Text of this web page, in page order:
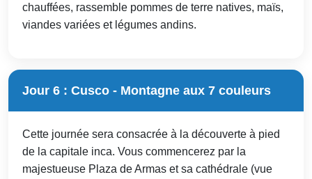
chauffées, rassemble pommes de terre natives, maïs,
viandes variées et légumes andins.
Jour 6 : Cusco - Montagne aux 7 couleurs
Cette journée sera consacrée à la découverte à pied
de la capitale inca. Vous commencerez par la
majestueuse Plaza de Armas et sa cathédrale (vue